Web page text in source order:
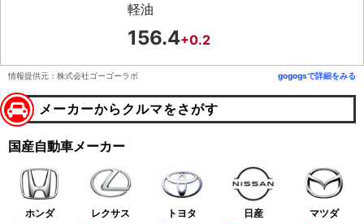
軽油
156.4+0.2
情報提供元：株式会社ゴーゴーラボ gogogsで詳細をみる
メーカーからクルマをさがす
国産自動車メーカー
ホンダ レクサス トヨタ 日産 マツダ